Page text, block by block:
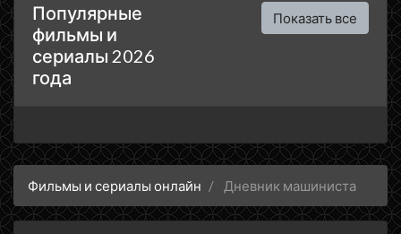
Популярные
фильмы и
сериалы 2026
года
Показать все
Фильмы и сериалы онлайн Дневник машиниста